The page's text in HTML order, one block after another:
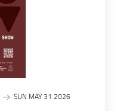
SUN MAY 31 2026